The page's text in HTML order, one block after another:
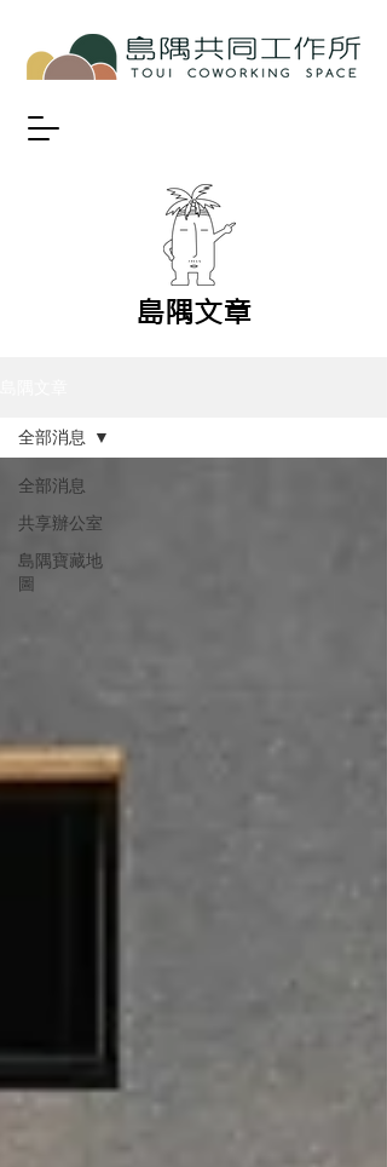
​島隅文章
全部消息
共享辦公室
島隅寶藏地
圖
全部消息